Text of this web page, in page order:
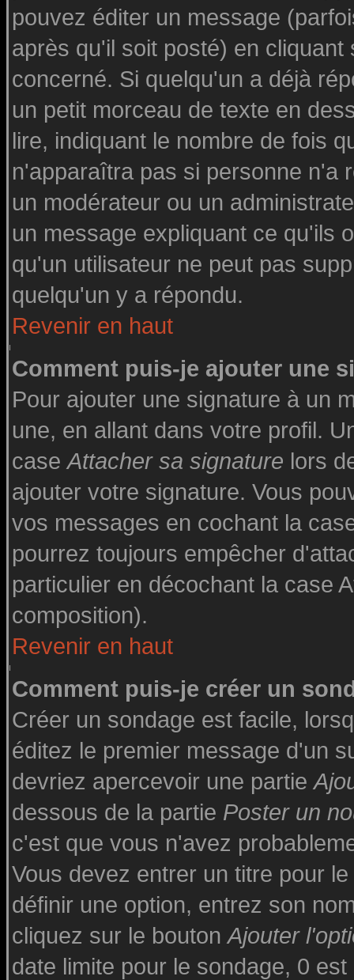
pouvez éditer un message
après qu'il soit posté) en
concerné. Si quelqu'un a déjà
un petit morceau de texte en
lire, indiquant le nombre de fois
n'apparaîtra pas si personne n'a
un modérateur ou un
un message expliquant ce qu'ils
qu'un utilisateur ne peut pas
quelqu'un y a répondu.
Revenir en haut
Comment puis-je ajouter une
Pour ajouter une signature à un
une, en allant dans votre profil.
caseAttacher sa signature lors
ajouter votre signature. Vous
vos messages en cochant la
pourrez toujours empêcher
particulier en décochant la case
composition).
Revenir en haut
Comment puis-je créer un
Créer un sondage est facile,
éditez le premier message d'un
devriez apercevoir une partie
dessous de la partie Poster un
c'est que vous n'avez
Vous devez entrer un titre pour
définir une option, entrez son
cliquez sur le boutonAjouter
date limite pour le sondage, 0